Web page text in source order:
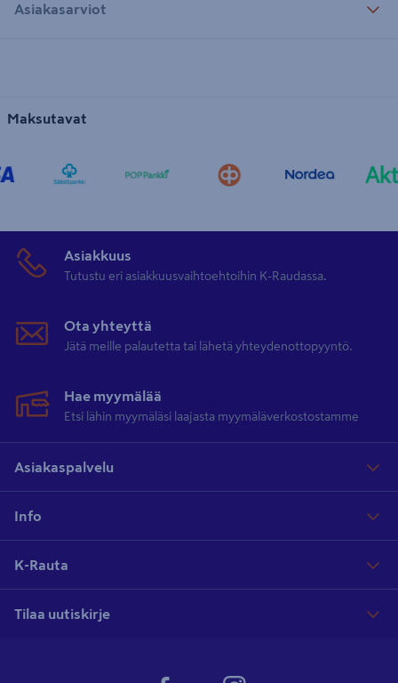
Asiakasarviot
Maksutavat
Asiakkuus
Tutustu eri asiakkuusvaihtoehtoihin K-Raudassa.
Ota yhteyttä
Jätä meille palautetta tai lähetä yhteydenottopyyntö.
Hae myymälää
Etsi lähin myymäläsi laajasta myymäläverkostostamme
Asiakaspalvelu
Info
K-Rauta
Tilaa uutiskirje